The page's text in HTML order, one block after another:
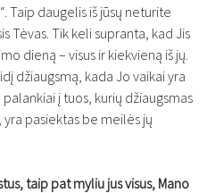
Taip daugelis iš jūsų neturite
Tėvas. Tik keli supranta, kad Jis
dieną – visus ir kiekvieną iš jų.
džiaugsmą, kada Jo vaikai yra
į tuos, kurių džiaugsmas
pasiektas be meilės jų
taip pat myliu jus visus, Mano